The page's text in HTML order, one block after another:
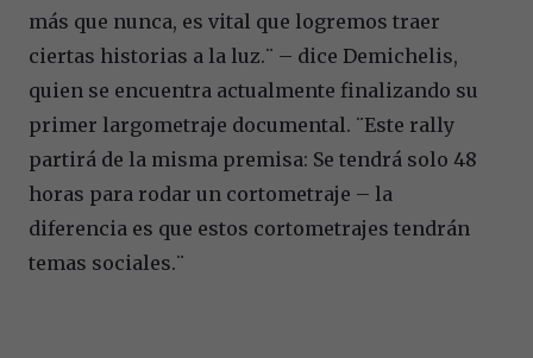
más que nunca, es vital que logremos traer
ciertas historias a la luz.¨ – dice Demichelis,
quien se encuentra actualmente finalizando su
primer largometraje documental. ¨Este rally
partirá de la misma premisa: Se tendrá solo 48
horas para rodar un cortometraje – la
diferencia es que estos cortometrajes tendrán
temas sociales.¨